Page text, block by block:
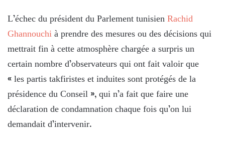
L’échec du président du Parlement tunisienRachid
Ghannouchià prendre des mesures ou des décisions qui
mettrait fin à cette atmosphère chargée a surpris un
certain nombre d’observateurs qui ont fait valoir que
« les partis takfiristes et induites sont protégés de la
présidence du Conseil », qui n’a fait que faire une
déclaration de condamnation chaque fois qu’on lui
demandait d’intervenir.